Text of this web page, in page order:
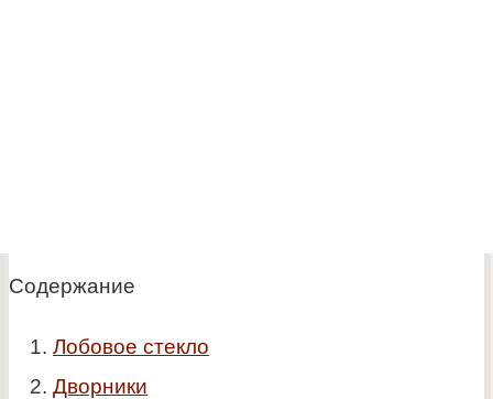
Содержание
Лобовое стекло
Дворники